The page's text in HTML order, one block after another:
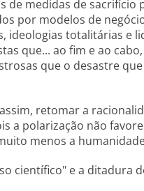
de medidas de sacrifício
por modelos de
ideologias totalitárias e
que... ao fim e ao
que o desastre
retomar a
a polarização não
menos a
científico" e a ditadura